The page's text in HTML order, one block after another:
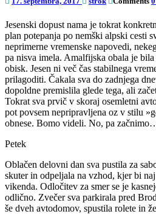
Jesenski dopust nama je tokrat
plan potepanja po nemški alpski cesti
neprimerne vremenske napovedi,
pa nisva imela. Amalfijska obala je
obisk. Jesen ni več čas stabilnega
prilagoditi. Čakala sva do zadnjega
dopoldne premislila glede tega, ali
Tokrat sva prvič v skoraj osemletni
pot povsem nepripravljena oz v stilu
obnese. Bomo videli. No, pa
Petek
Oblačen delovni dan sva pustila za
skuter in odpeljala na vzhod, kjer bi
vikenda. Odločitev za smer se je
odlično. Zvečer sva parkirala pred
še dveh avtodomov, spustila rolete in